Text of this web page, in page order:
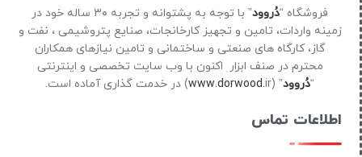
فروشگاه “دُروود
” با توجه به پشتوانه و تجربه ۳۰ ساله خود در
زمینه واردات، تامین و تجهیز کارخانجات، صنایع پتروشیمی ، نفت و
گاز، کارگاه های صنعتی و ساختمانی و تامین نیازهای همکاران
محترم در صنف ابزار اکنون با وب سایت تخصصی و اینترنتی
“دُروود” (
www.dorwood.ir) در خدمت گذاری آماده است.
اطلاعات تماس